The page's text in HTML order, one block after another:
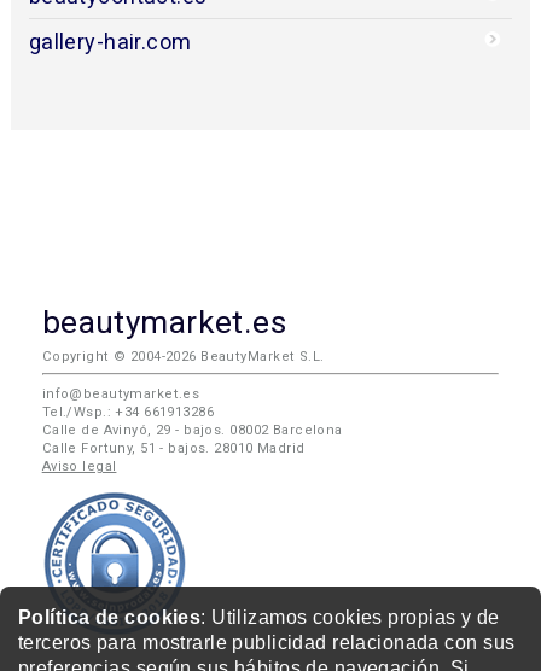
Política de cookies: Utilizamos cookies propias y de
terceros para mostrarle publicidad relacionada con sus
gallery-hair.com
beautymarket.es
Copyright © 2004-2026 BeautyMarket S.L.
info@beautymarket.es
Tel./Wsp.: +34 661913286
Calle de Avinyó, 29 - bajos. 08002 Barcelona
Calle Fortuny, 51 - bajos. 28010 Madrid
Aviso legal